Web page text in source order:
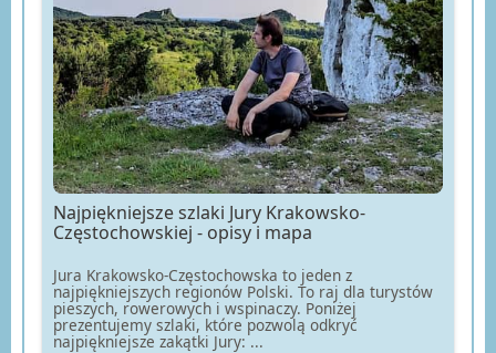
Najpiękniejsze szlaki Jury Krakowsko-
Częstochowskiej - opisy i mapa
Jura Krakowsko-Częstochowska to jeden z
najpiękniejszych regionów Polski. To raj dla turystów
pieszych, rowerowych i wspinaczy. Poniżej
prezentujemy szlaki, które pozwolą odkryć
najpiękniejsze zakątki Jury: ...